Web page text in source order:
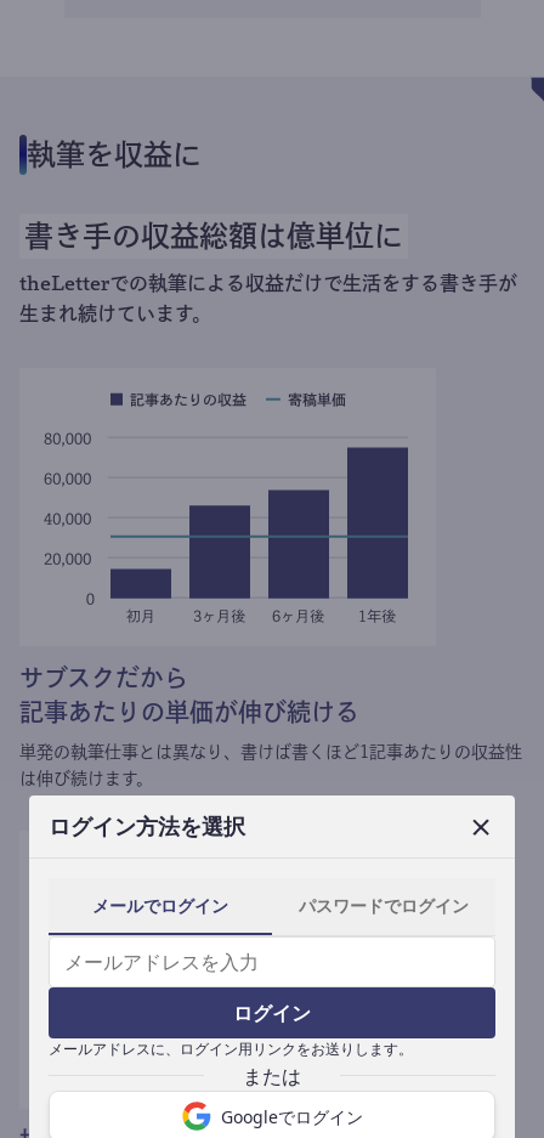
ログイン方法を選択
メールでログイン パスワードでログイン
ログイン
メールアドレスに、ログイン用リンクをお送りします。
Googleでログイン
執筆を収益に
書き手の収益総額は億単位に
theLetterでの執筆による収益だけで生活をする書き手が
生まれ続けています。
サブスクだから
記事あたりの単価が伸び続ける
単発の執筆仕事とは異なり、 書けば書くほど1記事あたりの収益性
は伸び続けます。